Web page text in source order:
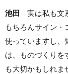
池田
実は私も文
もちろんサイン・
使っていますし、
は、ものづくりを
も大切かもしれま